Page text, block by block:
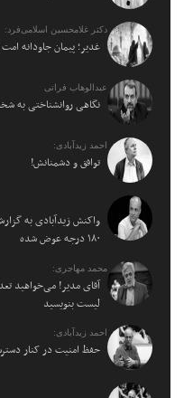
دکتر غلامحسین اسلامی‌فرد:
غدیر؛ پیمان جاودانه امت
عبدالوهاب فراتی
نگاهی روانشناختی به
احمد زیدآبادی:
توافق و دشمنانش!
واکنش زیدآبادی به
۱۸۰ درجه عوض شده
محمد مهاجری:
آقای مدیر! می‌خواهید
لیست بنویسید
احمد زیدآبادی:
حفظ امنیت در کنار